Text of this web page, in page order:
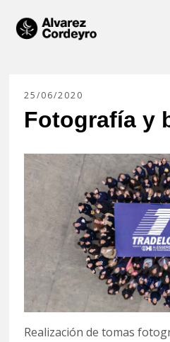
25/06/2020
Fotografía y
Realización de tomas